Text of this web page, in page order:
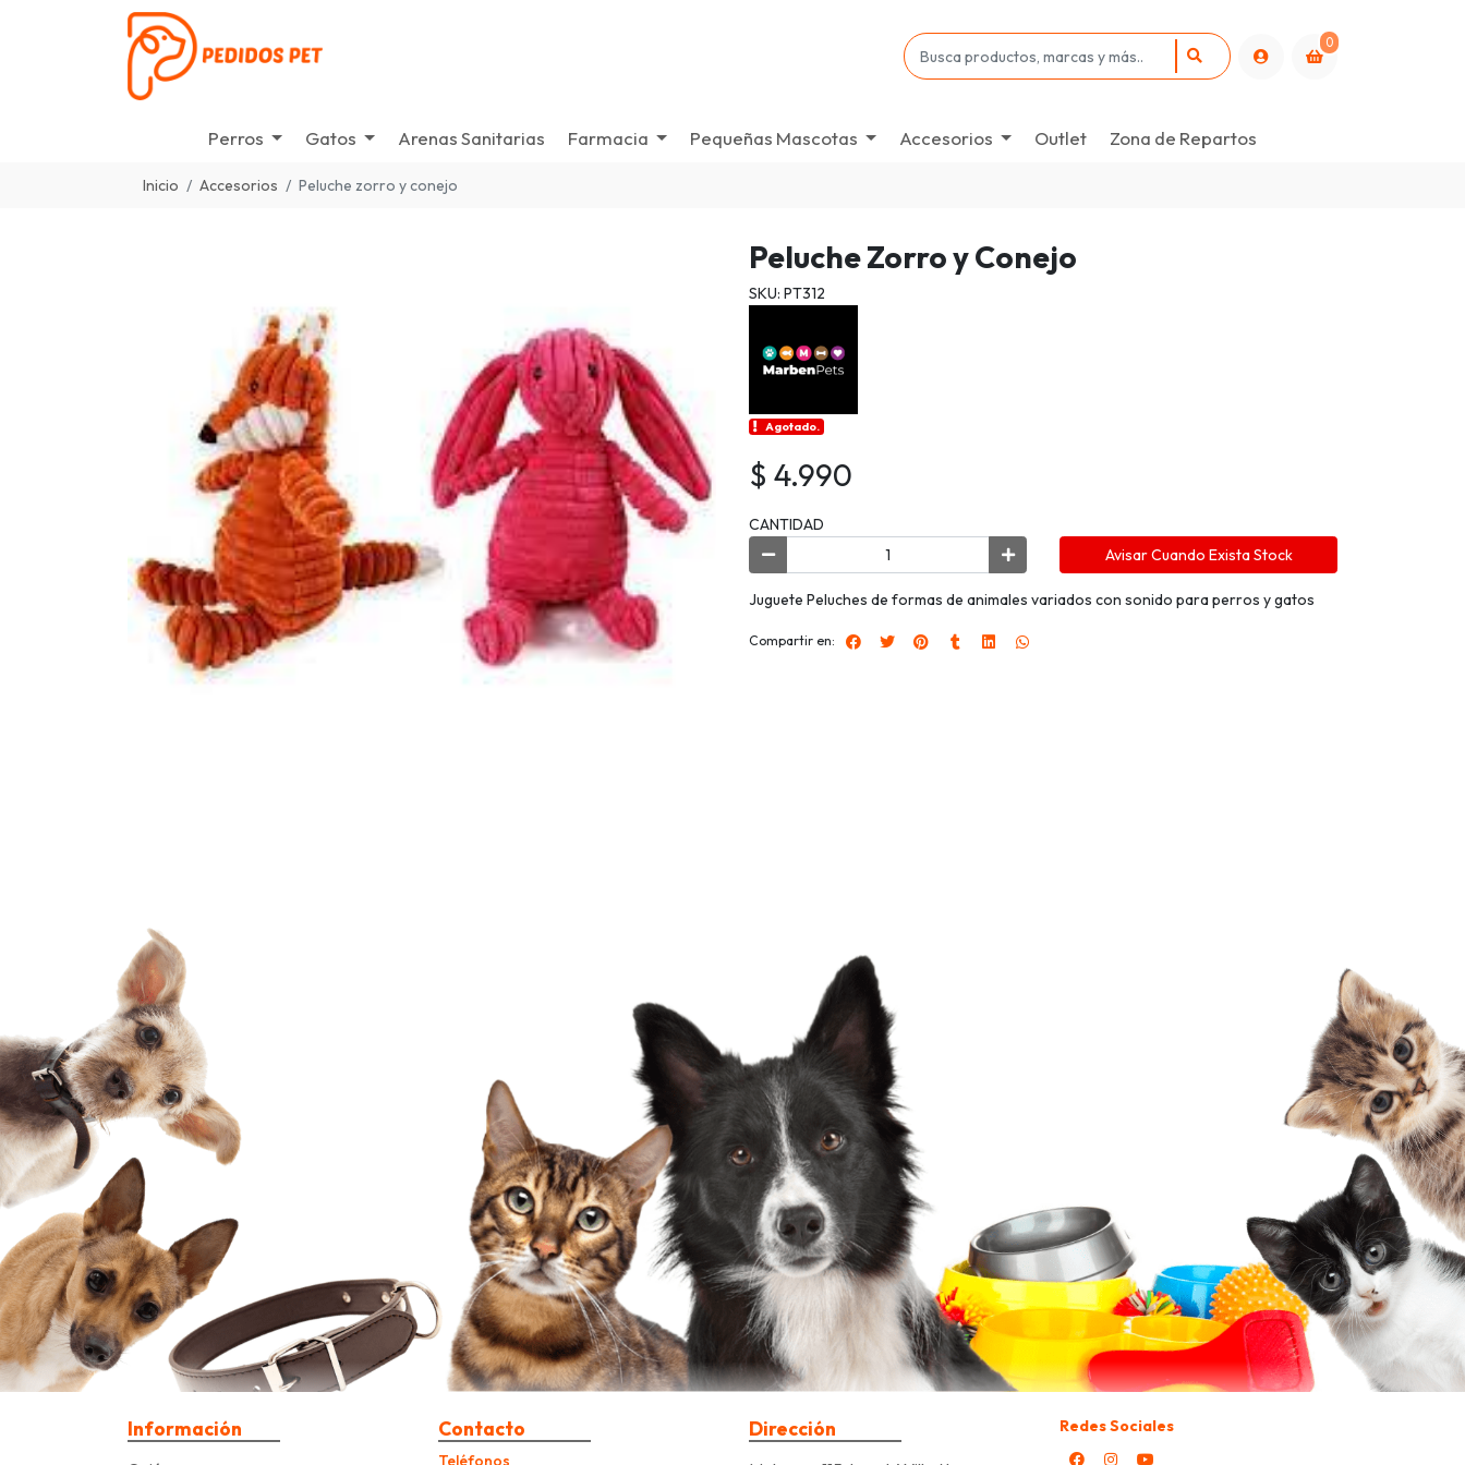
0
Perros Gatos Arenas Sanitarias Farmacia Pequeñas Mascotas Accesorios Outlet Zona de Repartos
Inicio Accesorios Peluche zorro y conejo
Peluche Zorro y Conejo
SKU: PT312
Agotado.
$ 4.990
CANTIDAD
Avisar Cuando Exista Stock
Juguete Peluches de formas de animales variados con sonido para perros y gatos
Compartir en:
Información Contacto
Teléfonos
Dirección Redes Sociales